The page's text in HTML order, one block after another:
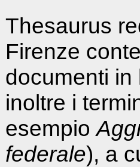
Thesaurus
Firenze
documenti
inoltre i
esempio
federale), a